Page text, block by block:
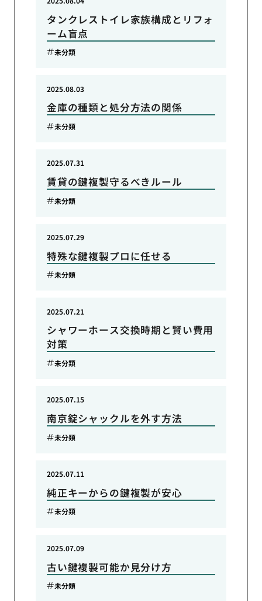
タンクレストイレ家族構成とリフォ
ーム盲点
未分類
金庫の種類と処分方法の関係
2025.08.03
未分類
賃貸の鍵複製守るべきルール
2025.07.31
未分類
特殊な鍵複製プロに任せる
2025.07.29
未分類
シャワーホース交換時期と賢い費用
対策
2025.07.21
未分類
南京錠シャックルを外す方法
2025.07.15
未分類
純正キーからの鍵複製が安心
2025.07.11
未分類
古い鍵複製可能か見分け方
2025.07.09
未分類